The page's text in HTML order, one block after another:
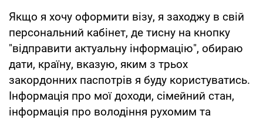
Якщо я хочу оформити візу, я заходжу в свій
персональний кабінет, де тисну на кнопку
"відправити актуальну інформацію", обираю
дати, країну, вказую, яким з трьох
закордонних паспотрів я буду користуватись.
Інформація про мої доходи, сімейний стан,
інформація про володіння рухомим та